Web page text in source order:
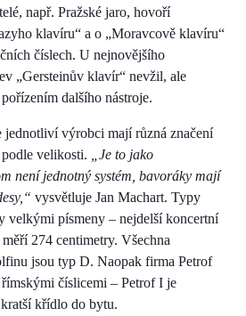
např. Pražské jaro, hovoří
klavíru“ a o „Moravcově klavíru“
číslech. U nejnovějšího
„Gersteinův klavír“ nevžil, ale
dalšího nástroje.
jednotliví výrobci mají různá značení
velikosti.
„Je to jako
není jednotný systém, bavoráky mají
vysvětluje Jan Machart. Typy
velkými písmeny – nejdelší koncertní
274 centimetry. Všechna
jsou typ D. Naopak firma Petrof
číslicemi – Petrof I je
křídlo do bytu.